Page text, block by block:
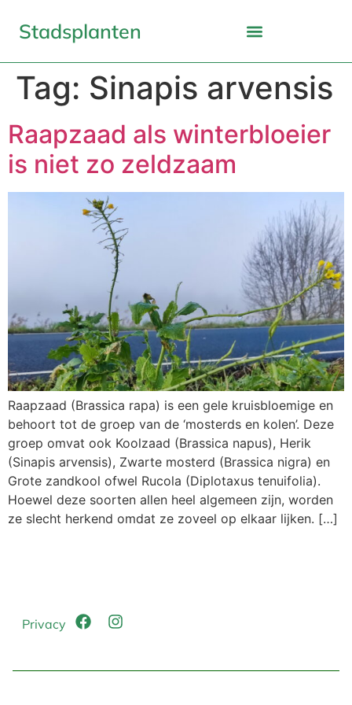
Stadsplanten
Tag: Sinapis arvensis
Raapzaad als winterbloeier
is niet zo zeldzaam
Raapzaad (Brassica rapa) is een gele kruisbloemige en
behoort tot de groep van de ‘mosterds en kolen’. Deze
groep omvat ook Koolzaad (Brassica napus), Herik
(Sinapis arvensis), Zwarte mosterd (Brassica nigra) en
Grote zandkool ofwel Rucola (Diplotaxus tenuifolia).
Hoewel deze soorten allen heel algemeen zijn, worden
ze slecht herkend omdat ze zoveel op elkaar lijken. […]
Privacy